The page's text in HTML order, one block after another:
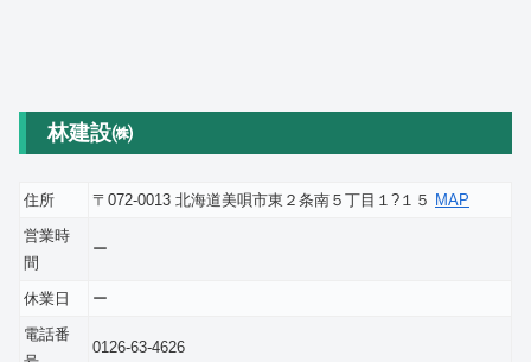
林建設㈱
住所 〒072-0013 北海道美唄市東２条南５丁目１?１５ MAP
営業時
間
ー
休業日
ー
電話番
0126-63-4626